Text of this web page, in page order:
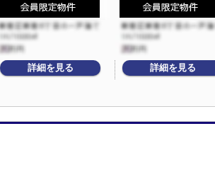
詳細を見る 詳細を見る